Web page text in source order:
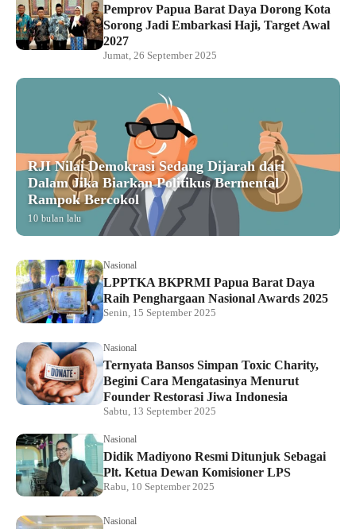
Pemprov Papua Barat Daya Dorong Kota
Sorong Jadi Embarkasi Haji, Target Awal
2027
Jumat, 26 September 2025
RJI Nilai Demokrasi Sedang Dijarah dari
Dalam Jika Biarkan Politikus Bermental
Rampok Bercokol
10 bulan lalu
Nasional
LPPTKA BKPRMI Papua Barat Daya
Raih Penghargaan Nasional Awards 2025
Senin, 15 September 2025
Nasional
Ternyata Bansos Simpan Toxic Charity,
Begini Cara Mengatasinya Menurut
Founder Restorasi Jiwa Indonesia
Sabtu, 13 September 2025
Nasional
Didik Madiyono Resmi Ditunjuk Sebagai
Plt. Ketua Dewan Komisioner LPS
Rabu, 10 September 2025
Nasional